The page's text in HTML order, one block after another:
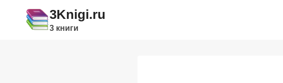
содержимому
3Knigi.ru
3 книги